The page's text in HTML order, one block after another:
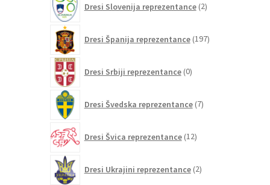
Dresi Slovenija reprezentance 2izdelka
Dresi Španija reprezentance 197izdelkov
Dresi Srbiji reprezentance 0izdelkov
Dresi Švedska reprezentance 7izdelkov
Dresi Švica reprezentance 12izdelkov
Dresi Ukrajini reprezentance 2izdelka